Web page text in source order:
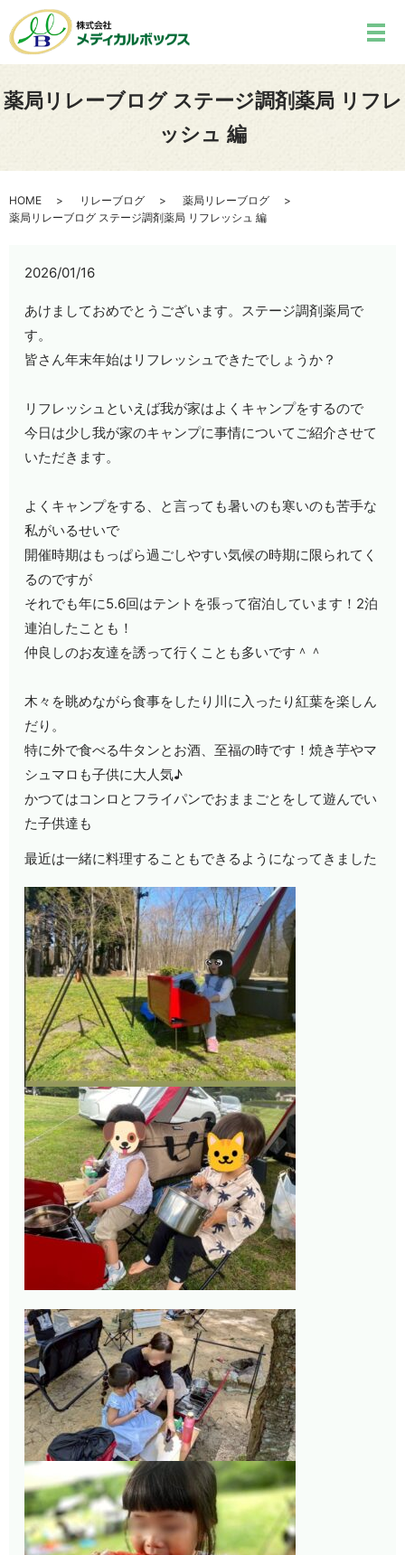
薬局リレーブログ ステージ調剤薬局 リフレ
ッシュ 編
HOME リレーブログ
薬局リレーブログ
薬局リレーブログ ステージ調剤薬局 リフレッシュ 編
2026/01/16
あけましておめでとうございます。ステージ調剤薬局で
す。
皆さん年末年始はリフレッシュできたでしょうか？
リフレッシュといえば我が家はよくキャンプをするので
今日は少し我が家のキャンプに事情についてご紹介させて
いただきます。
よくキャンプをする、と言っても暑いのも寒いのも苦手な
私がいるせいで
開催時期はもっぱら過ごしやすい気候の時期に限られてく
るのですが
それでも年に5.6回はテントを張って宿泊しています！ 2泊
連泊したことも！
仲良しのお友達を誘って行くことも多いです＾＾
木々を眺めながら食事をしたり川に入ったり紅葉を楽しん
だり。
特に外で食べる牛タンとお酒、至福の時です！焼き芋やマ
シュマロも子供に大人気♪
かつてはコンロとフライパンでおままごとをして遊んでい
た子供達も
最近は一緒に料理することもできるようになってきました